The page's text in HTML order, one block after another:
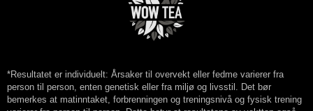
*Resultatet er individuelt: Årsaker til overvekt eller fedme varierer fra
person til person, enten genetisk eller fra miljø og livsstil. Det bør
bemerkes at matinntaket, forbrenningen og treningsnivå og fysisk trening